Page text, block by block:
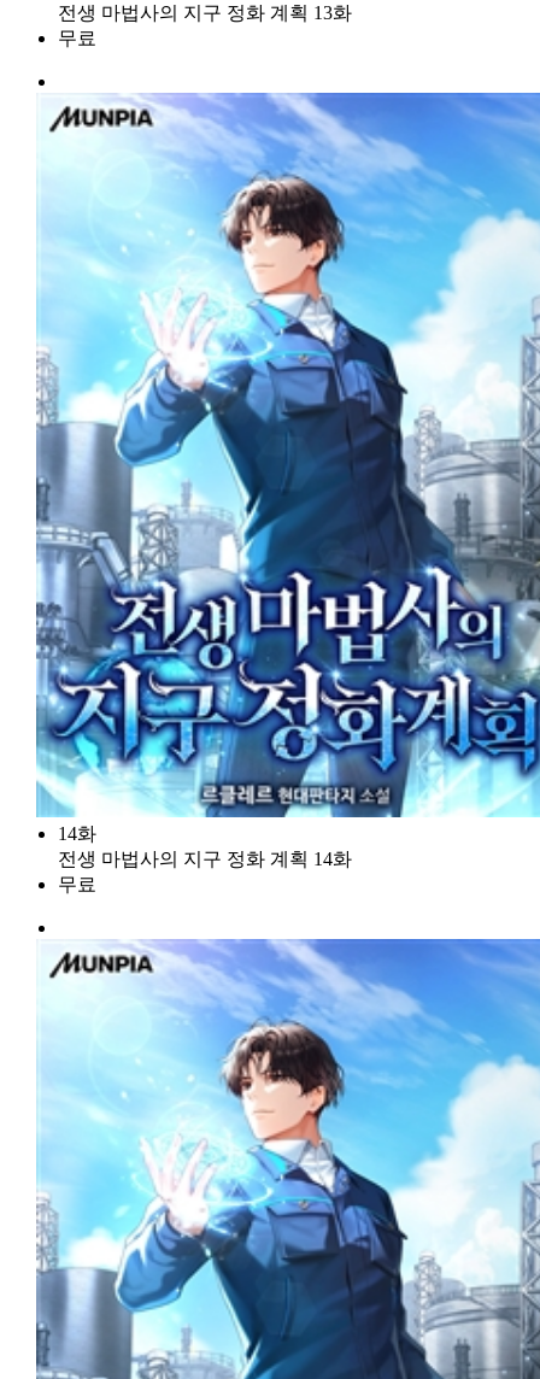
전생 마법사의 지구 정화 계획 13화
무료
14화
전생 마법사의 지구 정화 계획 14화
무료